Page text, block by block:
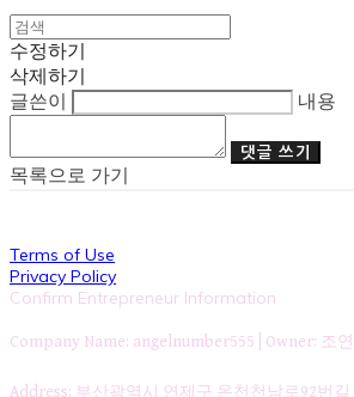
수정하기
삭제하기
글쓴이
내용
댓글 쓰기
목록으로 가기
Terms of Use
Privacy Policy
Confirm Entrepreneur Information
Company Name: angelnumber555 | Owner:
Address: 부산광역시 연제구 온천천남로92번